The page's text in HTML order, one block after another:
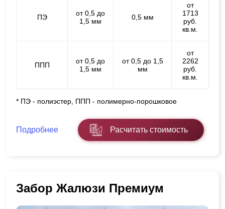
ПЭ
от 0,5 до
1,5 мм
0,5 мм
от
1713
руб.
кв.м.
ППП
от 0,5 до
1,5 мм
от 0,5 до 1,5
мм
от
2262
руб.
кв.м.
* ПЭ - полиэстер, ППП - полимерно-порошковое
Подробнее Расчитать стоимость
Забор Жалюзи Премиум